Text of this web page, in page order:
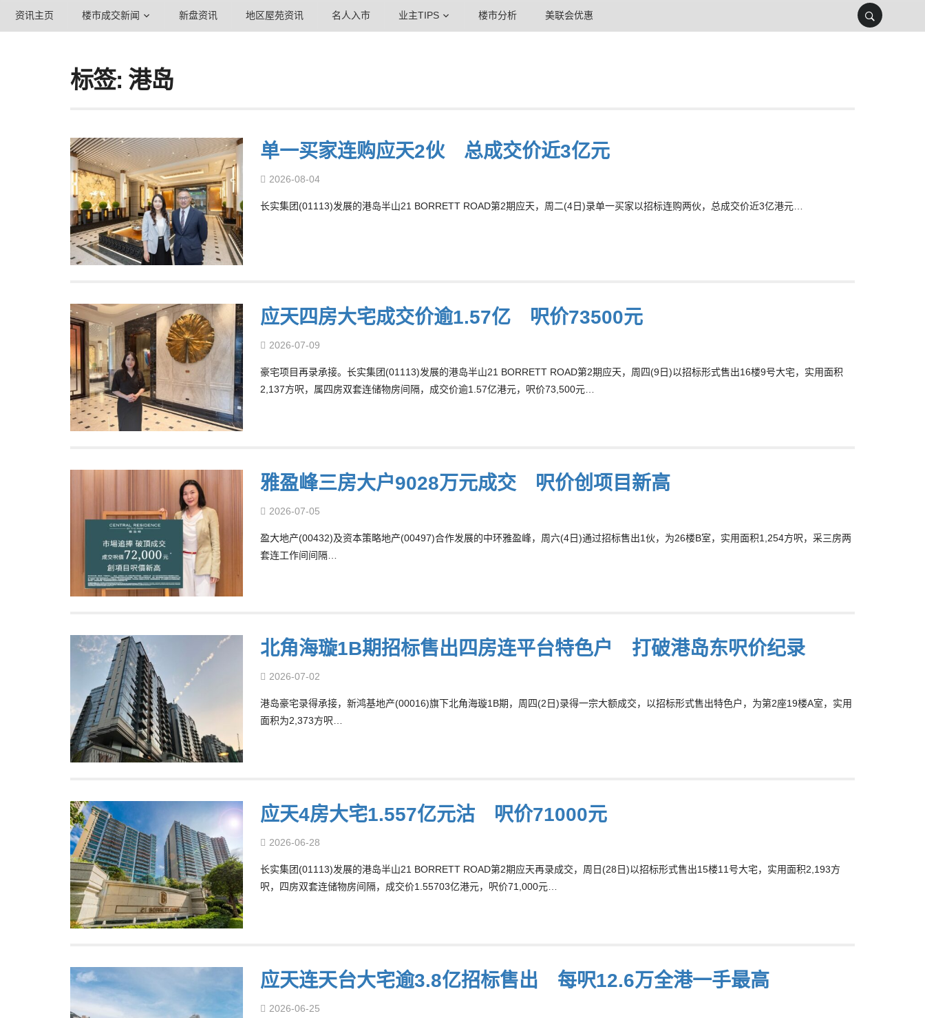
资讯主页 楼市成交新闻 新盘资讯 地区屋苑资讯 名人入市 业主TIPS 楼市分析 美联会优惠
标签: 港岛
单一买家连购应天2伙 总成交价近3亿元
2026-08-04
长实集团(01113)发展的港岛半山21 BORRETT ROAD第2期应天，周二(4日)录单一买家以招标连购两伙，总成交价近3亿港元…
应天四房大宅成交价逾1.57亿 呎价73500元
2026-07-09
豪宅项目再录承接。长实集团(01113)发展的港岛半山21 BORRETT ROAD第2期应天，周四(9日)以招标形式售出16楼9号大宅，实用面积
2,137方呎，属四房双套连储物房间隔，成交价逾1.57亿港元，呎价73,500元…
雅盈峰三房大户9028万元成交 呎价创项目新高
2026-07-05
盈大地产(00432)及资本策略地产(00497)合作发展的中环雅盈峰，周六(4日)通过招标售出1伙，为26楼B室，实用面积1,254方呎，采三房两
套连工作间间隔…
北角海璇1B期招标售出四房连平台特色户 打破港岛东呎价纪录
2026-07-02
港岛豪宅录得承接，新鸿基地产(00016)旗下北角海璇1B期，周四(2日)录得一宗大额成交，以招标形式售出特色户，为第2座19楼A室，实用
面积为2,373方呎…
应天4房大宅1.557亿元沽 呎价71000元
2026-06-28
长实集团(01113)发展的港岛半山21 BORRETT ROAD第2期应天再录成交，周日(28日)以招标形式售出15楼11号大宅，实用面积2,193方
呎，四房双套连储物房间隔，成交价1.55703亿港元，呎价71,000元…
应天连天台大宅逾3.8亿招标售出 每呎12.6万全港一手最高
2026-06-25